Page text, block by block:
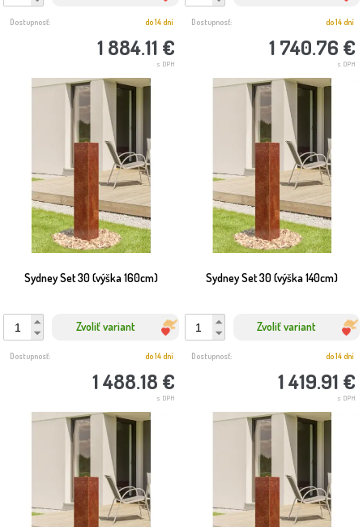
1 884.11 €
s DPH
Dostupnosť: do 14 dní
1 740.76 €
s DPH
Dostupnosť: do 14 dní
Sydney Set 30 (výška 160cm)
Zvoliť variant
1 488.18 €
s DPH
Dostupnosť: do 14 dní
Sydney Set 30 (výška 140cm)
Zvoliť variant
1 419.91 €
s DPH
Dostupnosť: do 14 dní